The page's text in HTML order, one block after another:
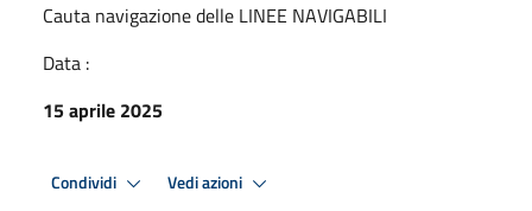
Cauta navigazione delle LINEE NAVIGABILI
Data :
15 aprile 2025
Condividi Vedi azioni